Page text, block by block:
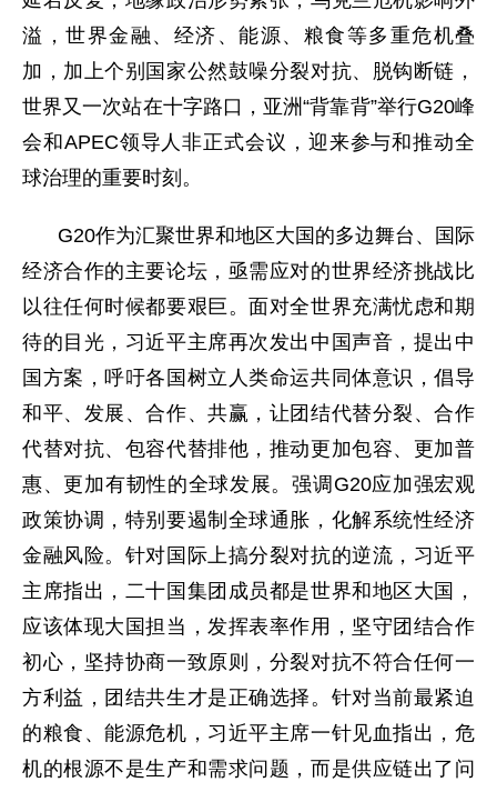
溢，世界金融、经济、能源、粮食等多重危机叠
加，加上个别国家公然鼓噪分裂对抗、脱钩断链，
世界又一次站在十字路口，亚洲“背靠背”举行G20峰
会和APEC领导人非正式会议，迎来参与和推动全
球治理的重要时刻。
G20作为汇聚世界和地区大国的多边舞台、国际
经济合作的主要论坛，亟需应对的世界经济挑战比
以往任何时候都要艰巨。面对全世界充满忧虑和期
待的目光，习近平主席再次发出中国声音，提出中
国方案，呼吁各国树立人类命运共同体意识，倡导
和平、发展、合作、共赢，让团结代替分裂、合作
代替对抗、包容代替排他，推动更加包容、更加普
惠、更加有韧性的全球发展。强调G20应加强宏观
政策协调，特别要遏制全球通胀，化解系统性经济
金融风险。针对国际上搞分裂对抗的逆流，习近平
主席指出，二十国集团成员都是世界和地区大国，
应该体现大国担当，发挥表率作用，坚守团结合作
初心，坚持协商一致原则，分裂对抗不符合任何一
方利益，团结共生才是正确选择。针对当前最紧迫
的粮食、能源危机，习近平主席一针见血指出，危
机的根源不是生产和需求问题，而是供应链出了问